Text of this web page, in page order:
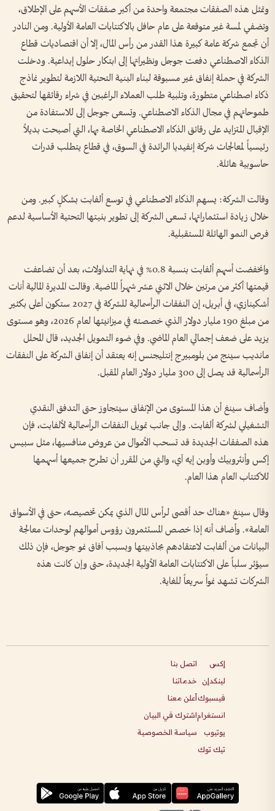
وتمثل هذه الصفقات مجتمعة واحدة من أكبر صفقات الأسهم على الإطلاق،
وتضفي لمسة غير متوقعة على عام حافل بالاكتتابات العامة الأولية. ومن النادر
أن تجمع شركة عامة كبيرة هذا القدر من رأس المال، إلا أن اقتصاديات قطاع
الذكاء الاصطناعي دفعت جوجل ونظيراتها إلى ابتكار حلول إبداعية. ودخلت
الشركة في حملة إنفاق غير مسبوقة لبناء البنية التحتية اللازمة لتطوير نماذج
ذكاء اصطناعي متطورة، وتلبية طلب العملاء الراغبين في شراء رقائقها لتحقيق
طموحاتهم في مجال الذكاء الاصطناعي. وتسعى جوجل إلى للاستفادة من
الإقبال المتزايد على رقائق الذكاء الاصطناعي الخاصة بها، التي أصبحت بديلاً
رئيسياً لمعالجات شركة إنفيديا الرائدة في السوق، في قطاع يتطلب قدرات
حاسوبية هائلة.
وقالت الشركة: يسهم الذكاء الاصطناعي في توسع ألفابت بشكلٍ كبير. ومن
خلال زيادة استثماراتها، تسعى الشركة إلى تطوير بنيتها التحتية الأساسية لدعم
فرص النمو الهائلة المستقبلية.
وانخفضت أسهم ألفابت بنسبة 0.8% في نهاية التداولات، بعد أن تضاعفت
قيمتها أكثر من مرتين خلال الاثني عشر شهراً الماضية. وقالت المديرة المالية أنات
أشكينازي، في أبريل، إن النفقات الرأسمالية للشركة في 2027 ستكون أعلى بكثير
من مبلغ 190 مليار دولار الذي خصصته في ميزانيتها لعام 2026، وهو مستوى
يزيد على ضعف إجمالي العام الماضي. وفي ضوء التمويل الجديد، قال المحلل
مانديب سينج من بلومبيرج إنتليجنس إنه يعتقد أن إنفاق الشركة على النفقات
الرأسمالية قد يصل إلى 300 مليار دولار العام المقبل.
وأضاف سينغ أن هذا المستوى من الإنفاق سيتجاوز حتى التدفق النقدي
التشغيلي لشركة ألفابت. وإلى جانب تمويل النفقات الرأسمالية لألفابت، فإن
هذه الصفقات الجديدة قد تسحب الأموال من عروض منافسيها، مثل سبيس
إكس وأنثروبيك وأوبن إيه آي، والتي من المقرر أن تطرح جميعها أسهمها
للاكتتاب العام هذا العام.
وقال سينغ «هناك حد أقصى لرأس المال الذي يمكن تخصيصه، حتى في الأسواق
العامة». وأضاف أنه إذا خصص المستثمرون رؤوس أموالهم لوحدات معالجة
البيانات من ألفابت لاعتقادهم بجاذبيتها وبسبب آفاق نمو جوجل، فإن ذلك
سيؤثر سلباً على الاكتتابات العامة الأولية الجديدة، حتى وإن كانت هذه
الشركات تشهد نمواً سريعاً للغاية.
إكس
لينكدإن
فيسبوك
انستغرام
يوتيوب
تيك توك
اتصل بنا
خدماتنا
أعلن معنا
اشترك في البيان
سياسة الخصوصية